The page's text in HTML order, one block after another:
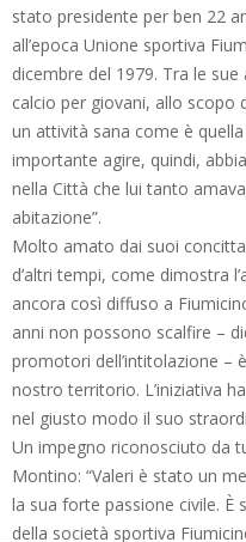
stato presidente per ben 22
all’epoca Unione sportiva
dicembre del 1979. Tra le
calcio per giovani, allo scopo
un attività sana come è
importante agire, quindi,
nella Città che lui tanto
abitazione”.
Molto amato dai suoi
d’altri tempi, come dimostra
ancora così diffuso a
anni non possono scalfire –
promotori dell’intitolazione –
nostro territorio. L’iniziativa
nel giusto modo il suo
Un impegno riconosciuto da
Montino: “Valeri è stato un
la sua forte passione civile. È
della società sportiva